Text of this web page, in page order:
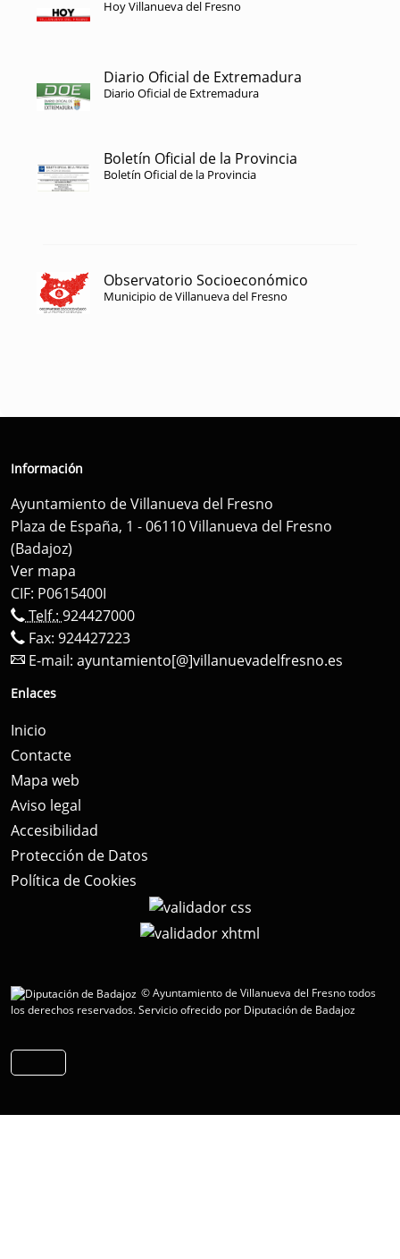
Hoy Villanueva del Fresno
Diario Oficial de Extremadura
Diario Oficial de Extremadura
Boletín Oficial de la Provincia
Boletín Oficial de la Provincia
Observatorio Socioeconómico
Municipio de Villanueva del Fresno
Información
Ayuntamiento de Villanueva del Fresno
Plaza de España, 1 - 06110 Villanueva del Fresno
(Badajoz)
Ver mapa
CIF: P0615400I
Telf.: 924427000
Fax: 924427223
E-mail: ayuntamiento[@]villanuevadelfresno.es
Enlaces
Inicio
Contacte
Mapa web
Aviso legal
Accesibilidad
Protección de Datos
Política de Cookies
© Ayuntamiento de Villanueva del Fresno todos
los derechos reservados.Servicio ofrecido por Diputación de Badajoz